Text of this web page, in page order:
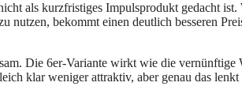
als kurzfristiges Impulsprodukt gedacht
nutzen, bekommt einen deutlich besseren
Die 6er-Variante wirkt wie die
klar weniger attraktiv, aber genau das